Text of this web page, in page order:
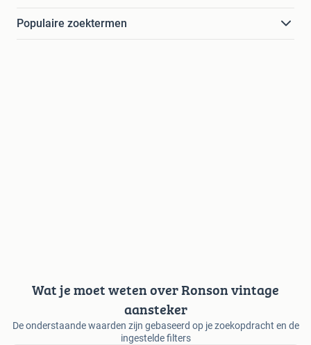
Populaire zoektermen
Wat je moet weten over Ronson vintage
aansteker
De onderstaande waarden zijn gebaseerd op je zoekopdracht en de
ingestelde filters